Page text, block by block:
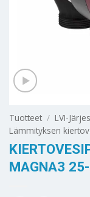
Tuotteet / LVI-
Lämmityksen
MAGNA3